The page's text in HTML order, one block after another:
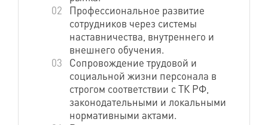
Профессиональное развитие
сотрудников через системы
наставничества, внутреннего и
внешнего обучения.
Сопровождение трудовой и
социальной жизни персонала в
строгом соответствии с ТК РФ,
законодательными и локальными
нормативными актами.